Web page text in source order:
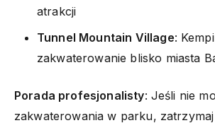
atrakcji
Tunnel Mountain Village:
zakwaterowanie blisko miasta
Porada profesjonalisty: Jeśli nie
zakwaterowania w parku,